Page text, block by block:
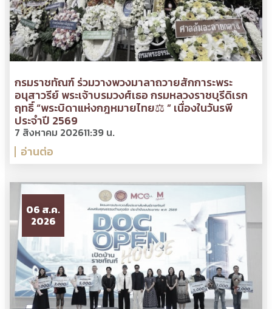
กรมราชทัณฑ์ ร่วมวางพวงมาลาถวายสักการะพระ
อนุสาวรีย์ พระเจ้าบรมวงศ์เธอ กรมหลวงราชบุรีดิเรก
ฤทธิ์ “พระบิดาแห่งกฎหมายไทย⚖ ” เนื่องในวันรพี
ประจำปี 2569
7 สิงหาคม 202611:39 น.
อ่านต่อ
06 ส.ค.
2026